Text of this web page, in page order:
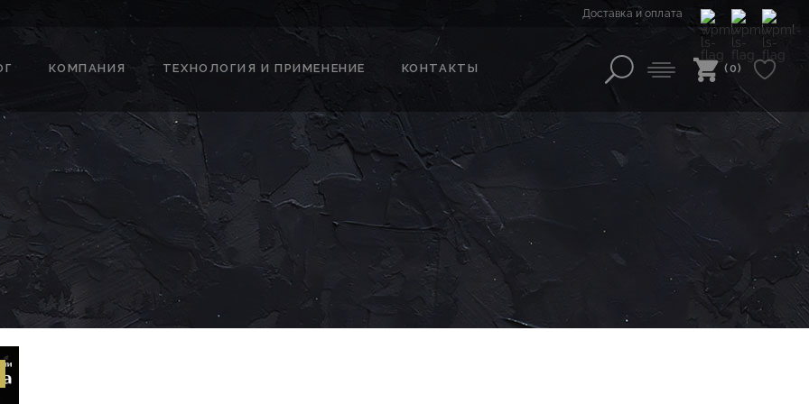
Доставка и оплата
КОМПАНИЯ ТЕХНОЛОГИЯ И ПРИМЕНЕНИЕ КОНТАКТЫ (0)